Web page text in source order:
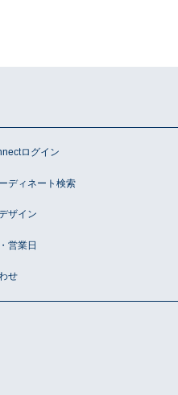
ログイン
ディネート検索
ザイン
営業日
せ